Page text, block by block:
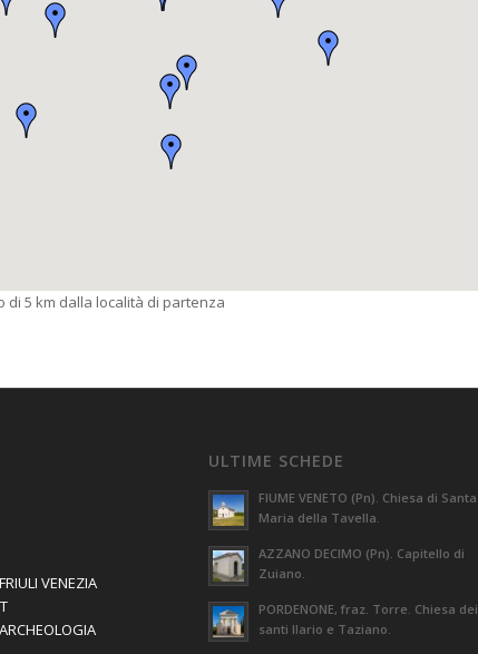
5 km dalla località di partenza
VENEZIA
ULTIME SCHEDE
FIUME VENETO (Pn). Chiesa di Santa
Maria della Tavella.
AZZANO DECIMO (Pn). Capitello di
Zuiano.
PORDENONE, fraz. Torre. Chiesa dei
santi Ilario e Taziano.